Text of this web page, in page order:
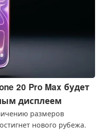
20 Pro Max будет
дисплеем
размеров
нового рубежа.